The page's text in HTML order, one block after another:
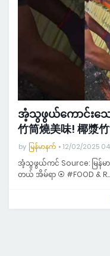
အံ့သွဖွယ်ကောင်းသေ
竹筒燒美味! 椰漿
by မြန်မာနက် 12/02/2025
အံ့သွဖွယ်ကင် Source: မြန်မာ
တယ် အိမ်ရာ ⦿ #FOOD & R…